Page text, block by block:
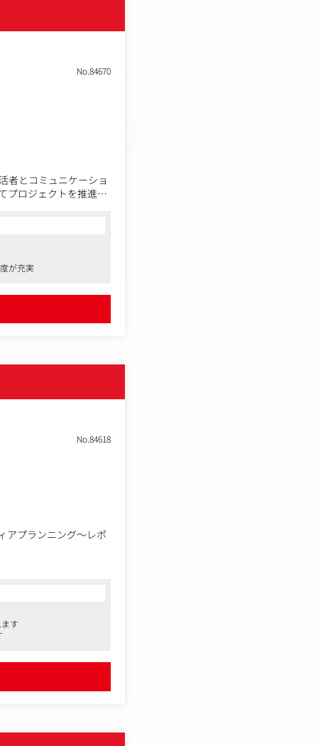
No.84670
者とコミュニケーショ
プロジェクトを推進し
設定した目的の達成
ど
店のほか、農業法
コンテストで金賞を受
を掲げるわが社で
ーケティングコミュ
が充実
No.84618
アプランニング～レポ
ます。
行って頂きます。
のDOOH出稿提案、デ
す